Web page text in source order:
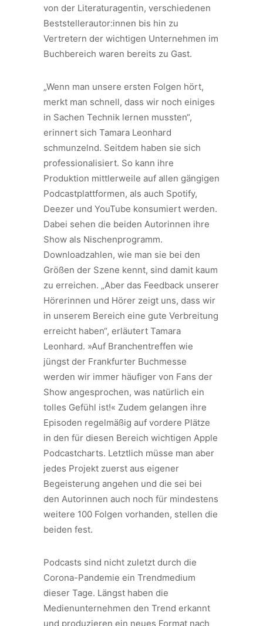
von der Literaturagentin, verschiedenen
Beststellerautor:innen bis hin zu
Vertretern der wichtigen Unternehmen im
Buchbereich waren bereits zu Gast.
„Wenn man unsere ersten Folgen hört,
merkt man schnell, dass wir noch einiges
in Sachen Technik lernen mussten“,
erinnert sich Tamara Leonhard
schmunzelnd. Seitdem haben sie sich
professionalisiert. So kann ihre
Produktion mittlerweile auf allen gängigen
Podcastplattformen, als auch Spotify,
Deezer und YouTube konsumiert werden.
Dabei sehen die beiden Autorinnen ihre
Show als Nischenprogramm.
Downloadzahlen, wie man sie bei den
Größen der Szene kennt, sind damit kaum
zu erreichen. „Aber das Feedback unserer
Hörerinnen und Hörer zeigt uns, dass wir
in unserem Bereich eine gute Verbreitung
erreicht haben“, erläutert Tamara
Leonhard. »Auf Branchentreffen wie
jüngst der Frankfurter Buchmesse
werden wir immer häufiger von Fans der
Show angesprochen, was natürlich ein
tolles Gefühl ist!« Zudem gelangen ihre
Episoden regelmäßig auf vordere Plätze
in den für diesen Bereich wichtigen Apple
Podcastcharts. Letztlich müsse man aber
jedes Projekt zuerst aus eigener
Begeisterung angehen und die sei bei
den Autorinnen auch noch für mindestens
weitere 100 Folgen vorhanden, stellen die
beiden fest.
Podcasts sind nicht zuletzt durch die
Corona-Pandemie ein Trendmedium
dieser Tage. Längst haben die
Medienunternehmen den Trend erkannt
und produzieren ein neues Format nach